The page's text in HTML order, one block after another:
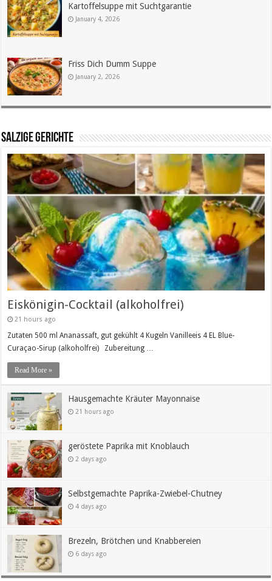
Kartoffelsuppe mit Suchtgarantie
January 4, 2026
Friss Dich Dumm Suppe
January 2, 2026
SALZIGE GERICHTE
Eiskönigin-Cocktail (alkoholfrei)
21 hours ago
Zutaten 500 ml Ananassaft, gut gekühlt 4 Kugeln Vanilleeis 4 EL Blue-
Curaçao-Sirup (alkoholfrei) Zubereitung …
Read More »
Hausgemachte Kräuter Mayonnaise
21 hours ago
geröstete Paprika mit Knoblauch
2 days ago
Selbstgemachte Paprika-Zwiebel-Chutney
4 days ago
Brezeln, Brötchen und Knabbereien
6 days ago